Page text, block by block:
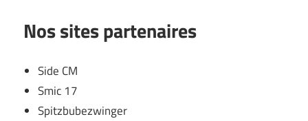
Nos sites partenaires
Side CM
Smic 17
Spitzbubezwinger